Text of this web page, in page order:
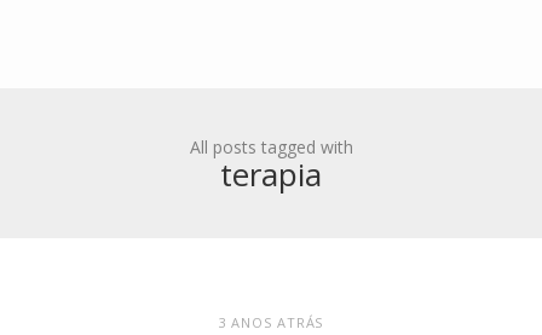
All posts tagged with
terapia
3 ANOS ATRÁS